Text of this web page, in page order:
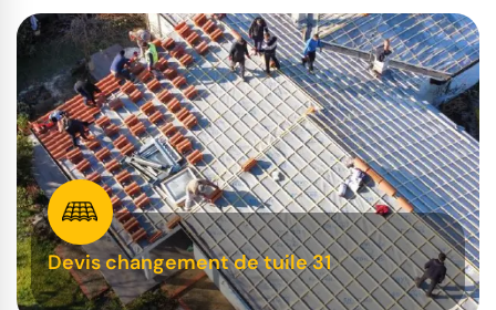
Devis changement de tuile 31